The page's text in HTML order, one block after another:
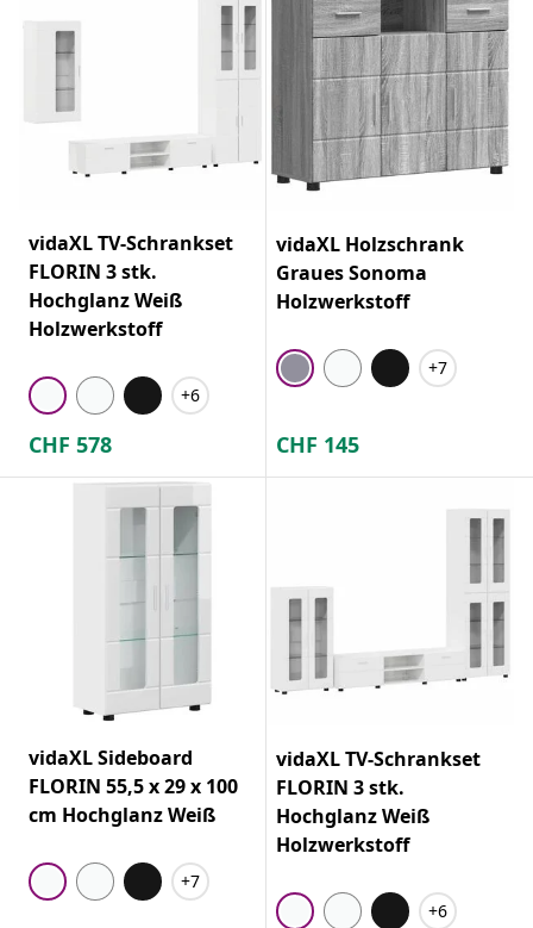
vidaXL TV-Schrankset
FLORIN 3 stk.
Hochglanz Weiß
Holzwerkstoff
+6
CHF 578
vidaXL Holzschrank
Graues Sonoma
Holzwerkstoff
+7
CHF 145
vidaXL Sideboard
FLORIN 55,5 x 29 x 100
cm Hochglanz Weiß
+7
vidaXL TV-Schrankset
FLORIN 3 stk.
Hochglanz Weiß
Holzwerkstoff
+6